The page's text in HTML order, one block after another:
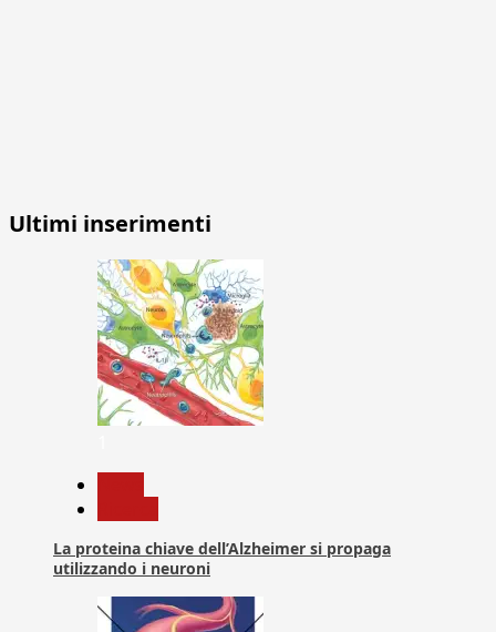
Ultimi inserimenti
La proteina chiave dell’Alzheimer si propaga
utilizzando i neuroni